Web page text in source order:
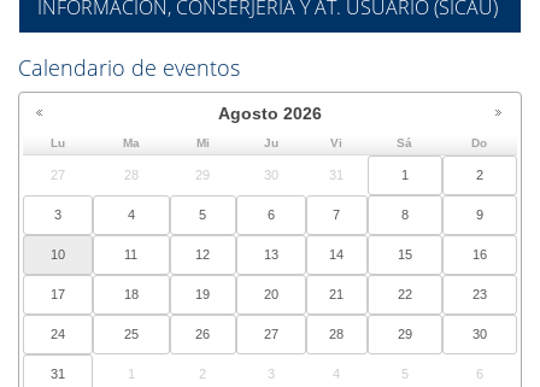
INFORMACIÓN, CONSERJERÍA Y AT. USUARIO (SICAU)
Calendario de eventos
Agosto 2026
Lu Ma Mi Ju Vi Sá Do
27 28 29 30 31 1 2
3 4 5 6 7 8 9
10 11 12 13 14 15 16
17 18 19 20 21 22 23
24 25 26 27 28 29 30
31 1 2 3 4 5 6